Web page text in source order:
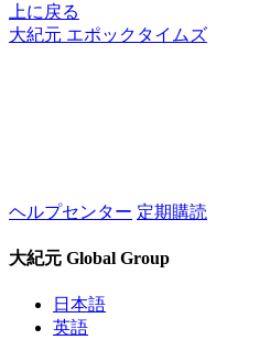
上に戻る
大紀元 エポックタイムズ
ヘルプセンター 定期購読
大紀元 Global Group
日本語
英語